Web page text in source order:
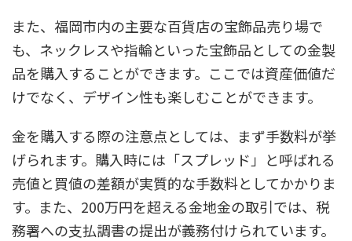
また、福岡市内の主要な百貨店の宝飾品売り場で
も、ネックレスや指輪といった宝飾品としての金製
品を購入することができます。ここでは資産価値だ
けでなく、デザイン性も楽しむことができます。
金を購入する際の注意点としては、まず手数料が挙
げられます。購入時には「スプレッド」と呼ばれる
売値と買値の差額が実質的な手数料としてかかりま
す。また、200万円を超える金地金の取引では、税
務署への支払調書の提出が義務付けられています。